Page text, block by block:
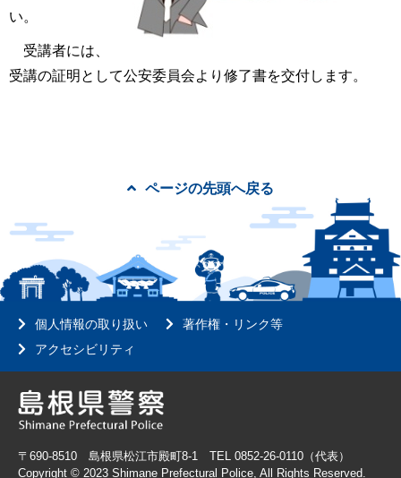
い。
受講者には、
受講の証明として公安委員会より修了書を交付します。
ページの先頭へ戻る
個人情報の取り扱い
著作権・リンク等
アクセシビリティ
〒690-8510 島根県松江市殿町8-1 TEL 0852-26-0110（代表）
Copyright © 2023 Shimane Prefectural Police, All Rights Reserved.